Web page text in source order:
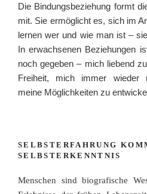
Die Bindungsbeziehung formt
mit. Sie ermöglicht es, sich im
lernen wer und wie man ist –
In erwachsenen Beziehungen
noch gegeben – mich liebend
Freiheit, mich immer wieder
meine Möglichkeiten zu
SELBSTERFAHRUNG
SELBSTERKENNTNIS
Menschen sind biografische